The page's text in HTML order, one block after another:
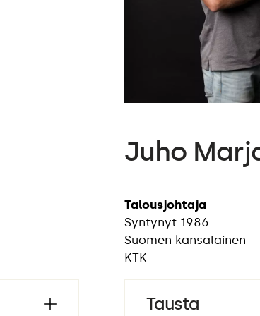
Juho
Talousjohtaja
Syntynyt 1986
Suomen kansalainen
KTK
Tausta